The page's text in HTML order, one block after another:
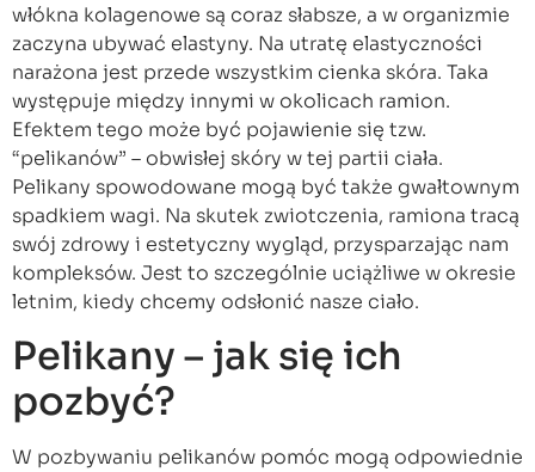
włókna kolagenowe są coraz słabsze, a w organizmie
zaczyna ubywać elastyny. Na utratę elastyczności
narażona jest przede wszystkim cienka skóra. Taka
występuje między innymi w okolicach ramion.
Efektem tego może być pojawienie się tzw.
“pelikanów” – obwisłej skóry w tej partii ciała.
Pelikany spowodowane mogą być także gwałtownym
spadkiem wagi. Na skutek zwiotczenia, ramiona tracą
swój zdrowy i estetyczny wygląd, przysparzając nam
kompleksów. Jest to szczególnie uciążliwe w okresie
letnim, kiedy chcemy odsłonić nasze ciało.
Pelikany – jak się ich
pozbyć?
W pozbywaniu pelikanów pomóc mogą odpowiednie